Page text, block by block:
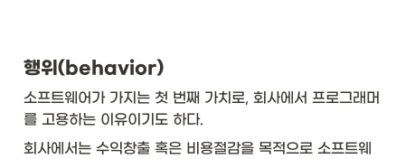
행위(behavior)
소프트웨어가 가지는 첫 번째 가치로, 회사에서 프로그래머
를 고용하는 이유이기도 하다.
회사에서는 수익창출 혹은 비용절감을 목적으로 소프트웨